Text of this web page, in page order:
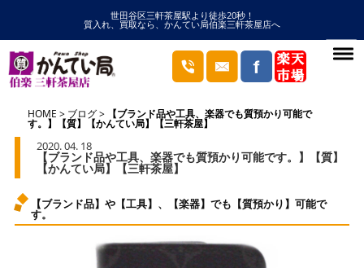
世田谷区三軒茶屋駅より徒歩20秒！
質入れ、買取なら、かんてい局伯楽三軒茶屋店へ
HOME ブログ 【ブランド品や工具、楽器でも質預かり可能で
す。】【質】【かんてい局】【三軒茶屋】
2020. 04. 18
【ブランド品や工具、楽器でも質預かり可能です。】【質】
【かんてい局】【三軒茶屋】
【ブランド品】や【工具】、【楽器】でも【質預かり】可能で
す。